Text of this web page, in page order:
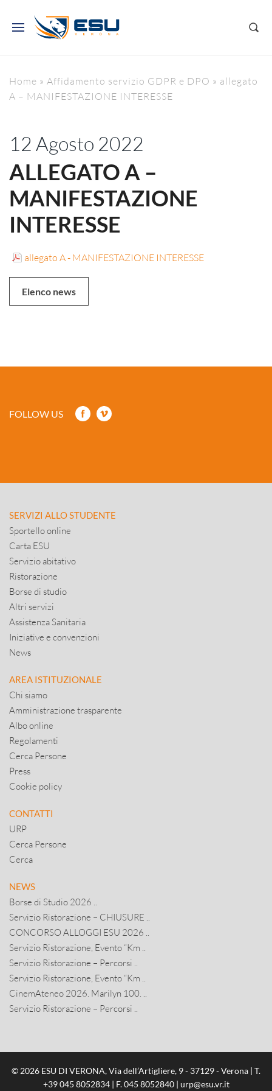
Home » Affidamento servizio GDPR e DPO » allegato
A – MANIFESTAZIONE INTERESSE
12 Agosto 2022
ALLEGATO A –
MANIFESTAZIONE
INTERESSE
allegato A - MANIFESTAZIONE INTERESSE
Elenco news
FOLLOW US
SERVIZI ALLO STUDENTE
Sportello online
Carta ESU
Servizio abitativo
Ristorazione
Borse di studio
Altri servizi
Assistenza Sanitaria
Iniziative e convenzioni
News
AREA ISTITUZIONALE
Chi siamo
Amministrazione trasparente
Albo online
Regolamenti
Cerca Persone
Press
Cookie policy
CONTATTI
URP
Cerca Persone
Cerca
NEWS
Borse di Studio 2026 ..
Servizio Ristorazione – CHIUSURE ..
CONCORSO ALLOGGI ESU 2026 ..
Servizio Ristorazione, Evento “Km ..
Servizio Ristorazione – Percorsi ..
Servizio Ristorazione, Evento “Km ..
CinemAteneo 2026. Marilyn 100. ..
Servizio Ristorazione – Percorsi ..
© 2026 ESU DI VERONA, Via dell’Artigliere, 9 - 37129 - Verona | T.
+39 045 8052834| F. 045 8052840 | urp@esu.vr.it